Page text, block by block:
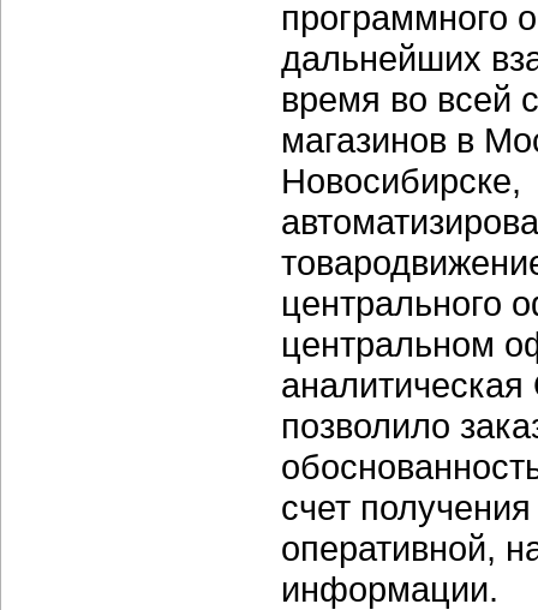
программного
дальнейших
время во всей
магазинов в
центрального
центральном
позволило
счет
оперативной,
информации.